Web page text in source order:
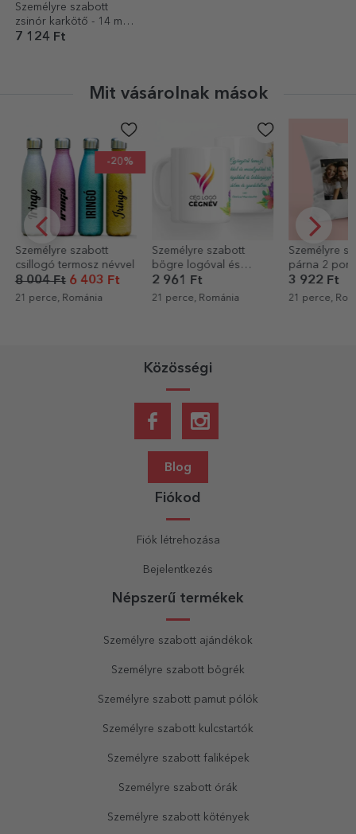
Személyre szabott
zsinór karkötő - 14 mm-
es gyöngy - 925-ös
7 124 Ft
Mit vásárolnak mások
-20%
Személyre szabott
csillogó termosz névvel
8 004 Ft6 403 Ft
21 perce, Románia
Személyre szabott
bögre logóval és
szöveggel - Tavaszi
virágok
2 961 Ft
21 perce, Románia
Személyre
párna 2
3 922 Ft
21 perce,
Közösségi
Blog
Fiókod
Fiók létrehozása
Bejelentkezés
Népszerű termékek
Személyre szabott ajándékok
Személyre szabott bögrék
Személyre szabott pamut pólók
Személyre szabott kulcstartók
Személyre szabott faliképek
Személyre szabott órák
Személyre szabott kötények